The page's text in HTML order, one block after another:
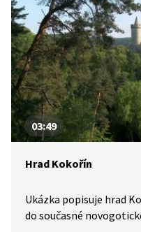
03:49
Hrad Kokořín
Ukázka popisuje hrad
do současné